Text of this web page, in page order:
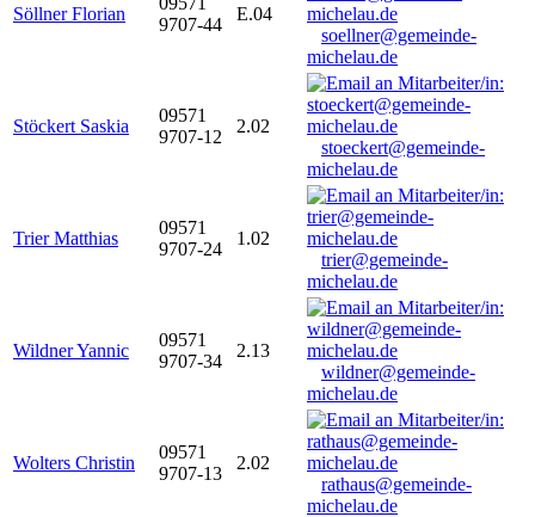
Söllner Florian
9707-44
E.04
soellner@gemeinde-
michelau.de
Stöckert Saskia
09571
9707-12
2.02
stoeckert@gemeinde-
michelau.de
Trier Matthias
09571
9707-24
1.02
trier@gemeinde-
michelau.de
Wildner Yannic
09571
9707-34
2.13
wildner@gemeinde-
michelau.de
Wolters Christin
09571
9707-13
2.02
rathaus@gemeinde-
michelau.de